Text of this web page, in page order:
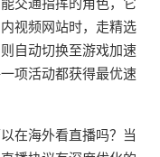
交通指挥的角色，它
视频网站时，走精选
自动切换至游戏加速
项活动都获得最优速
在海外看直播吗？当